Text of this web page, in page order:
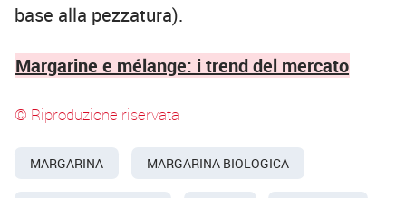
base alla pezzatura).
Margarine e mélange: i trend del mercato
© Riproduzione riservata
MARGARINA MARGARINA BIOLOGICA